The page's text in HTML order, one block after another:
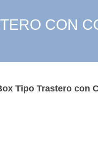
CON
Tipo Trastero con